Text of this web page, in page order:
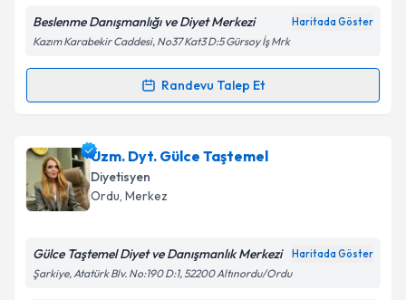
Kişisel verilerimin işlenmesine ilişkin
Metni'ni okudum ve kişisel verilerimin belirtilen
Takvim Talebini Gönder
Beslenme Danışmanlığı ve Diyet Merkezi Haritada Göster
Kazım Karabekir Caddesi, No37 Kat3 D:5 Gürsoy İş Mrk
Randevu Talep Et
Randevu Takvimi Talebi
Damla ULUiçin randevu takvimi talebi oluşturun. Size
bu uzmandan randevu almanız için bir takvim
hazırlandığında e-posta ile bilgilendireceğiz.
Uzm. Dyt. Gülce Taştemel
Diyetisyen
Ordu, Merkez
Gülce Taştemel Diyet ve Danışmanlık Merkezi Haritada Göster
Şarkiye, Atatürk Blv. No:190 D:1, 52200 Altınordu/Ordu